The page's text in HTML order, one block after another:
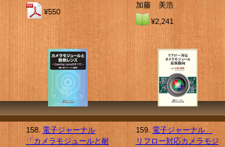
¥550
加藤 美浩
¥2,241
158. 電子ジャーナル
「カメラモジュールと耐
159. 電子ジャーナル
リフロー対応カメラモジ